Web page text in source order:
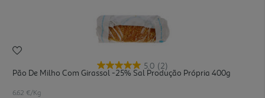
5.0 (2)
Pão De Milho Com Girassol -25% Sal Produção Própria 400g
6.62 €/Kg